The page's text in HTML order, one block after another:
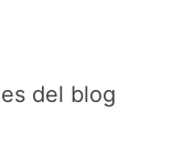
del blog